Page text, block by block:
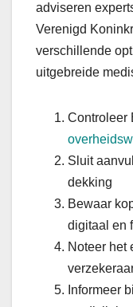
adviseren
Verenigd
verschillende
uitgebreide
Controleer
Sluit
dekking
Bewaar
digitaal en
Noteer het
Informeer